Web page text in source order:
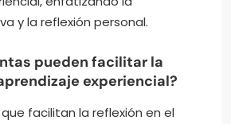
y la reflexión personal.
pueden facilitar la
experiencial?
facilitan la reflexión en el